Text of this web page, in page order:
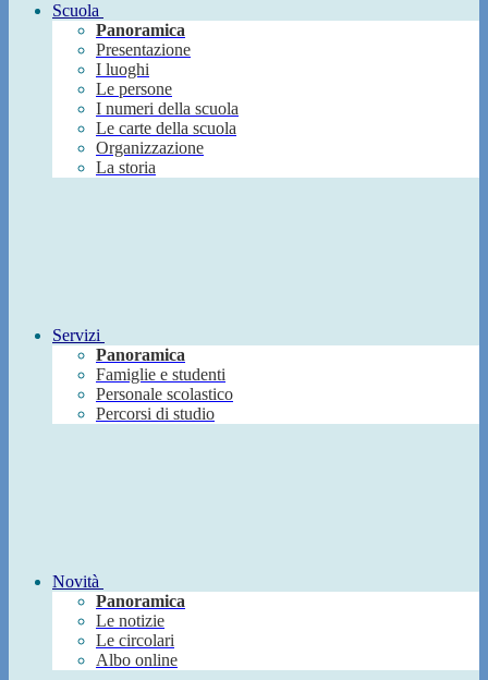
Scuola
Panoramica
Presentazione
I luoghi
Le persone
I numeri della scuola
Le carte della scuola
Organizzazione
La storia
Servizi
Panoramica
Famiglie e studenti
Personale scolastico
Percorsi di studio
Novità
Panoramica
Le notizie
Le circolari
Albo online